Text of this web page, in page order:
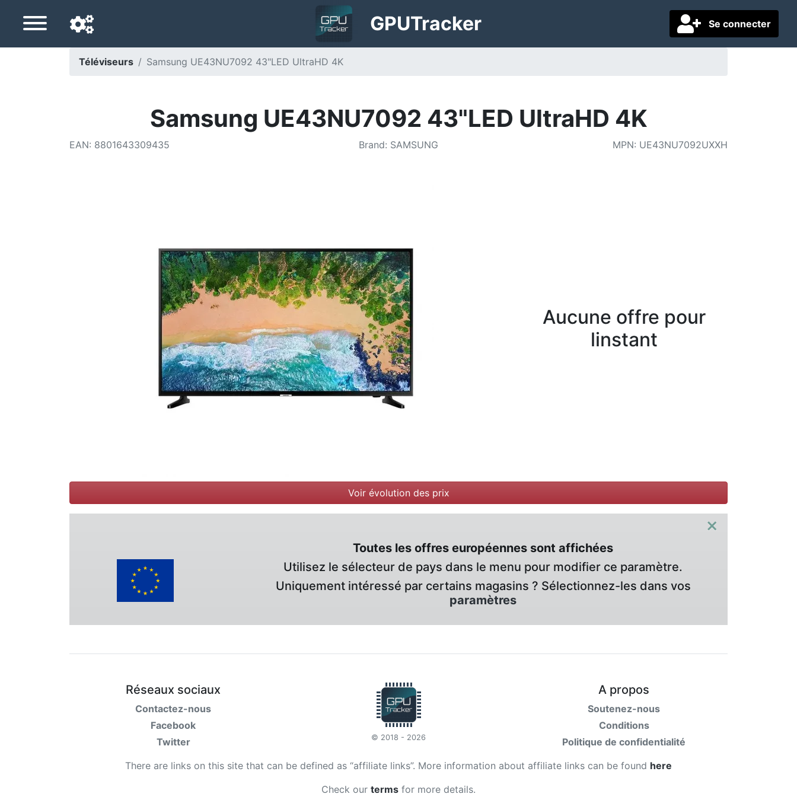
Se connecter
GPUTracker
Téléviseurs Samsung UE43NU7092 43"LED UltraHD 4K
Samsung UE43NU7092 43"LED UltraHD 4K
EAN: 8801643309435 Brand: SAMSUNG MPN: UE43NU7092UXXH
Aucune offre pour
linstant
Voir évolution des prix
×
Toutes les offres européennes sont affichées
Utilisez le sélecteur de pays dans le menu pour modifier ce paramètre.
Uniquement intéressé par certains magasins ? Sélectionnez-les dans vos
paramètres
Réseaux sociaux
Contactez-nous
Facebook
Twitter
© 2018 - 2026
A propos
Soutenez-nous
Conditions
Politique de confidentialité
There are links on this site that can be defined as “affiliate links”. More information about affiliate links can be found here
Check our terms for more details.